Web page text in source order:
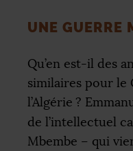
UNE GUERRE
Qu’en est-il des
similaires pour le
l’Algérie ?
de l’intellectuel
Mbembe – qui